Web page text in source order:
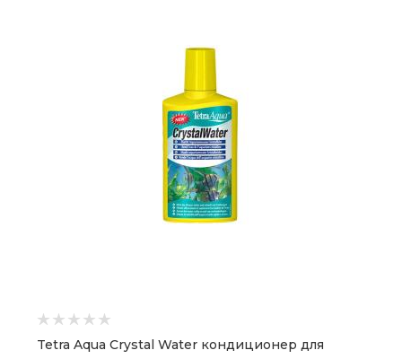
Tetra Aqua Crystal Water кондиционер для